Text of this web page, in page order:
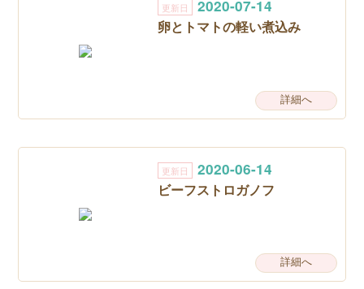
更新日 2020-07-14
卵とトマトの軽い煮込み
詳細へ
更新日 2020-06-14
ビーフストロガノフ
詳細へ